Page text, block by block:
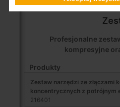
Profesjonalne
kompresyjne
Produkty
Zestaw narzędzi ze złączami
koncentrycznych z potrójnym
216401